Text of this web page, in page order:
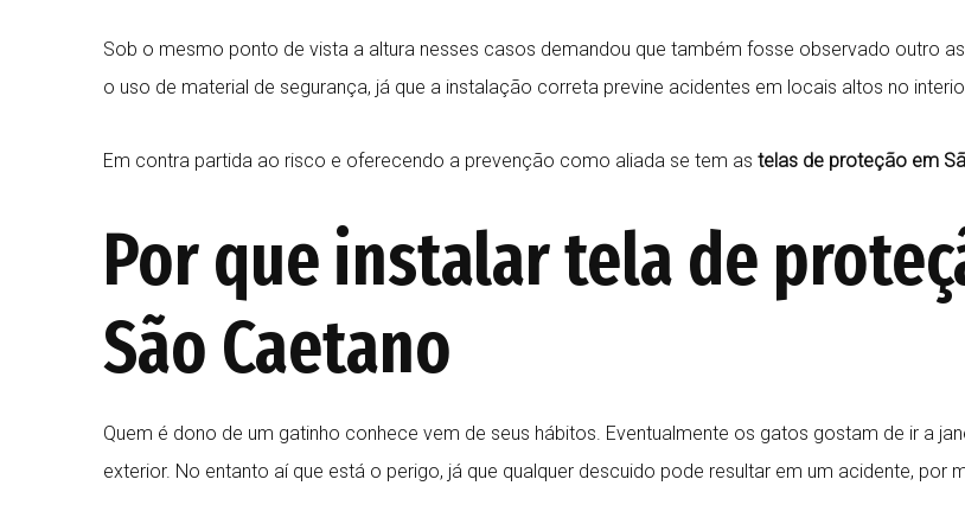
Sob o mesmo ponto de vista a altura nesses casos demandou que também fosse observado outro
o uso de material de segurança, já que a instalação correta previne acidentes em locais altos no
Em contra partida ao risco e oferecendo a prevenção como aliada se tem as telas de proteção em
Por que instalar tela de
São Caetano
Quem é dono de um gatinho conhece vem de seus hábitos. Eventualmente os gatos gostam de ir a
exterior. No entanto aí que está o perigo, já que qualquer descuido pode resultar em um acidente, por